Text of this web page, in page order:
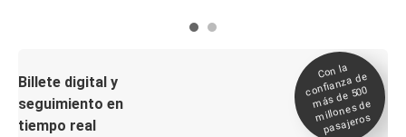
Billete digital y
seguimiento en
tiempo real
Con la
confianza de
más de 500
millones de
pasajeros